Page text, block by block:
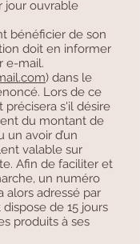
jour ouvrable
bénéficier de son
doit en informer
e-mail.
) dans le
Lors de ce
précisera s'il désire
du montant de
avoir d’un
valable sur
Afin de faciliter et
un numéro
alors adressé par
de 15 jours
produits à ses